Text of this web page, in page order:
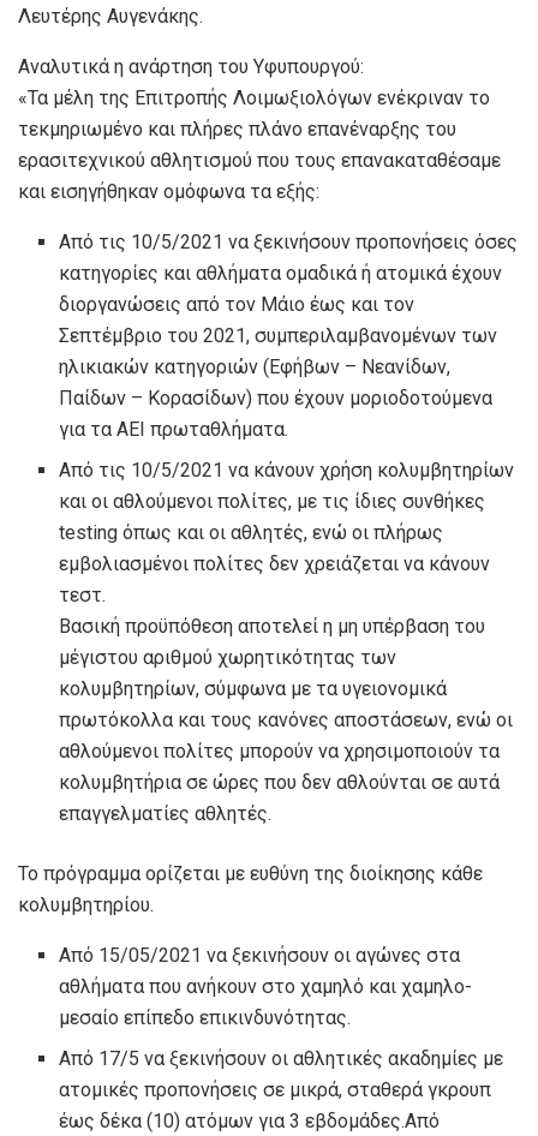
Λευτέρης Αυγενάκης.
Αναλυτικά η ανάρτηση του Υφυπουργού:
«Τα μέλη της Επιτροπής Λοιμωξιολόγων ενέκριναν το
τεκμηριωμένο και πλήρες πλάνο επανέναρξης του
ερασιτεχνικού αθλητισμού που τους επανακαταθέσαμε
και εισηγήθηκαν ομόφωνα τα εξής:
Από τις 10/5/2021 να ξεκινήσουν προπονήσεις όσες
κατηγορίες και αθλήματα ομαδικά ή ατομικά έχουν
διοργανώσεις από τον Μάιο έως και τον
Σεπτέμβριο του 2021, συμπεριλαμβανομένων των
ηλικιακών κατηγοριών (Εφήβων – Νεανίδων,
Παίδων – Κορασίδων) που έχουν μοριοδοτούμενα
για τα ΑΕΙ πρωταθλήματα.
Από τις 10/5/2021 να κάνουν χρήση κολυμβητηρίων
και οι αθλούμενοι πολίτες, με τις ίδιες συνθήκες
testing όπως και οι αθλητές, ενώ οι πλήρως
εμβολιασμένοι πολίτες δεν χρειάζεται να κάνουν
τεστ.
Βασική προϋπόθεση αποτελεί η μη υπέρβαση του
μέγιστου αριθμού χωρητικότητας των
κολυμβητηρίων, σύμφωνα με τα υγειονομικά
πρωτόκολλα και τους κανόνες αποστάσεων, ενώ οι
αθλούμενοι πολίτες μπορούν να χρησιμοποιούν τα
κολυμβητήρια σε ώρες που δεν αθλούνται σε αυτά
επαγγελματίες αθλητές.
Το πρόγραμμα ορίζεται με ευθύνη της διοίκησης κάθε
κολυμβητηρίου.
Από 15/05/2021 να ξεκινήσουν οι αγώνες στα
αθλήματα που ανήκουν στο χαμηλό και χαμηλο-
μεσαίο επίπεδο επικινδυνότητας.
Από 17/5 να ξεκινήσουν οι αθλητικές ακαδημίες με
ατομικές προπονήσεις σε μικρά, σταθερά γκρουπ
έως δέκα (10) ατόμων για 3 εβδομάδες.Από